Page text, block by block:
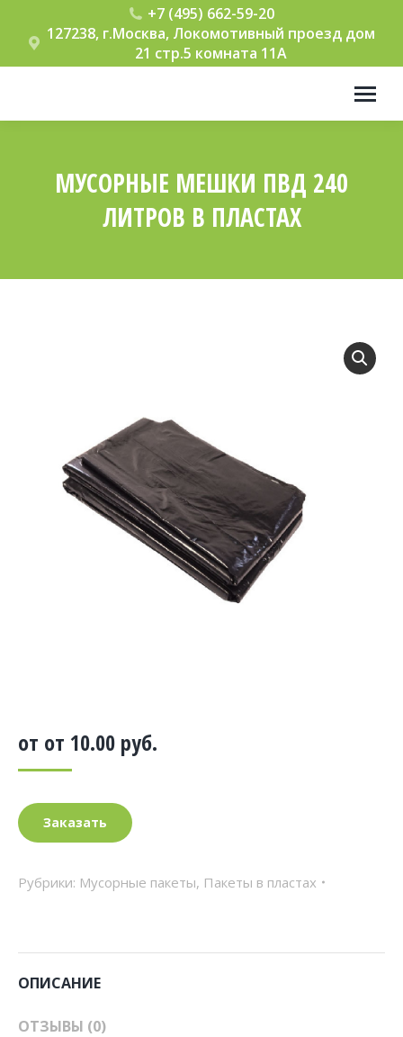
+7 (495) 662-59-20
127238, г.Москва, Локомотивный проезд дом
21 стр.5 комната 11А
МУСОРНЫЕ МЕШКИ ПВД 240
ЛИТРОВ В ПЛАСТАХ
от от 10.00 руб.
Заказать
Рубрики: Мусорные пакеты, Пакеты в пластах
ОПИСАНИЕ
ОТЗЫВЫ (0)